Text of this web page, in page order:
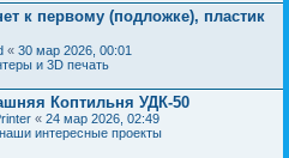
к первому (подложке), пластик
« 30 мар 2026, 00:01
и 3D печать
Коптильня УДК-50
« 24 мар 2026, 02:49
интересные проекты